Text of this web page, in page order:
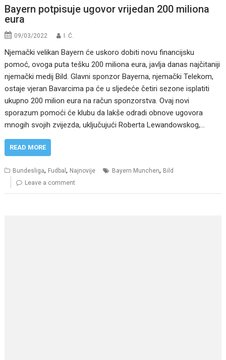
Bayern potpisuje ugovor vrijedan 200 miliona
eura
09/03/2022 I. Ć.
Njemački velikan Bayern će uskoro dobiti novu financijsku
pomoć, ovoga puta tešku 200 miliona eura, javlja danas najčitaniji
njemački medij Bild. Glavni sponzor Bayerna, njemački Telekom,
ostaje vjeran Bavarcima pa će u sljedeće četiri sezone isplatiti
ukupno 200 milion eura na račun sponzorstva. Ovaj novi
sporazum pomoći će klubu da lakše odradi obnove ugovora
mnogih svojih zvijezda, uključujući Roberta Lewandowskog,…
READ MORE
Bundesliga, Fudbal, Najnovije Bayern Munchen, Bild
Leave a comment